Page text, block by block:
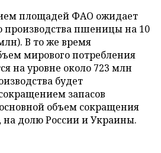
площадей ФАО ожидает
производства пшеницы на 10
В то же время
мирового потребления
на уровне около 723 млн
будет
запасов
объем сокращения
на долю России и Украины.